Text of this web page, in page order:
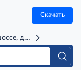
Скачать
д. 71Г (м. Речной